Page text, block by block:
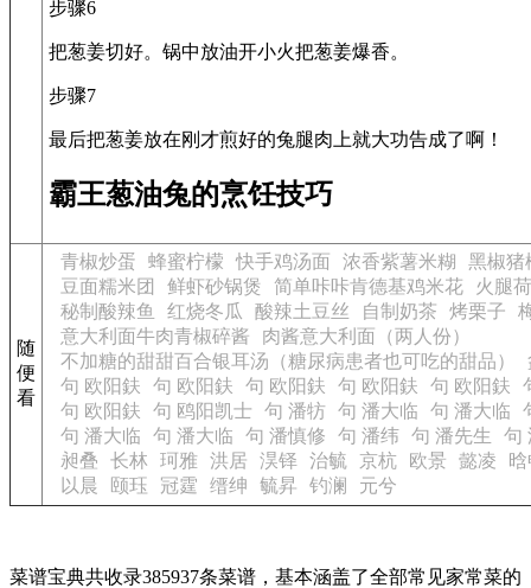
步骤6
把葱姜切好。锅中放油开小火把葱姜爆香。
步骤7
最后把葱姜放在刚才煎好的兔腿肉上就大功告成了啊！
霸王葱油兔的烹饪技巧
随
便
看
青椒炒蛋 蜂蜜柠檬 快手鸡汤面 浓香紫薯米糊
黑椒猪
豆面糯米团
鲜虾砂锅煲 简单咔咔肯德基鸡米花
火腿
秘制酸辣鱼
红烧冬瓜 酸辣土豆丝 自制奶茶 烤栗子
意大利面牛肉青椒碎酱
肉酱意大利面（两人份）
不加糖的甜甜百合银耳汤（糖尿病患者也可吃的甜品）
句 欧阳鈇
句 欧阳鈇 句 欧阳鈇 句 欧阳鈇 句 欧阳鈇
句 欧阳鈇
句 鸥阳凯士 句 潘牥 句 潘大临 句 潘大临
句 潘大临
句 潘大临 句 潘慎修 句 潘纬 句 潘先生
句
昶叠
长林 珂雅 洪居 淏铎 治毓 京杭 欧景 懿凌
以晨
颐珏 冠霆 缙绅 毓昇 钓澜 元兮
菜谱宝典共收录385937条菜谱，基本涵盖了全部常见家常菜的